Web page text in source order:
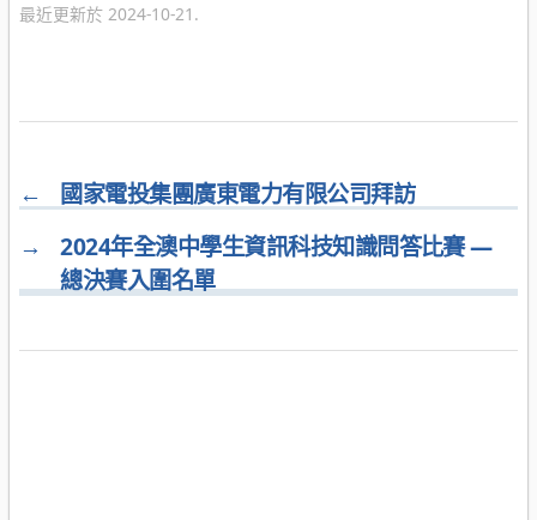
最近更新於 2024-10-21.
←
國家電投集團廣東電力有限公司拜訪
→
2024年全澳中學生資訊科技知識問答比賽 —
總決賽入圍名單